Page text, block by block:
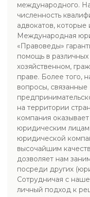
международного.
численность
адвокатов,
Международная
«Правоведы»
помощь в
хозяйственном,
праве. Более того,
вопросы, связанные
на территории
компания
юридическим
юридической
высочайшим
дозволяет нам
посреди других
Сотрудничая с
личный подход к